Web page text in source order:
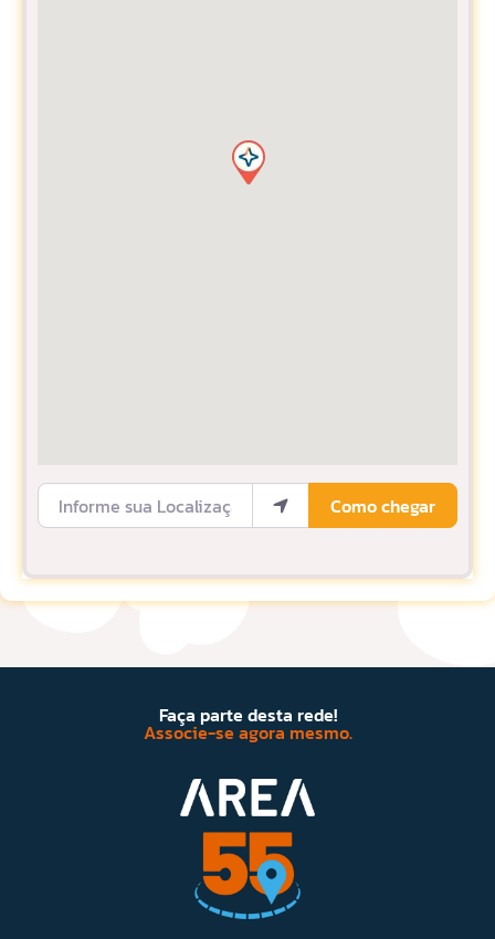
Informe sua Localização
Como chegar
Faça parte desta rede!
Associe-se agora mesmo.